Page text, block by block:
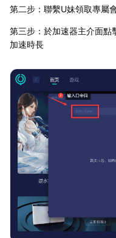
第二步：聯繫U妹領取專屬
第三步：於加速器主介面點
加速時長